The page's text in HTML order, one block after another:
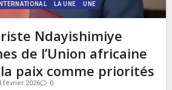
INTERNATIONAL LA UNE UNE
Ndayishimiye
de l’Union africaine
la paix comme priorités
février 2026 0